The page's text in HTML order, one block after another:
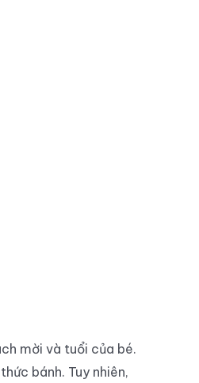
mời và tuổi của bé.
bánh. Tuy nhiên,